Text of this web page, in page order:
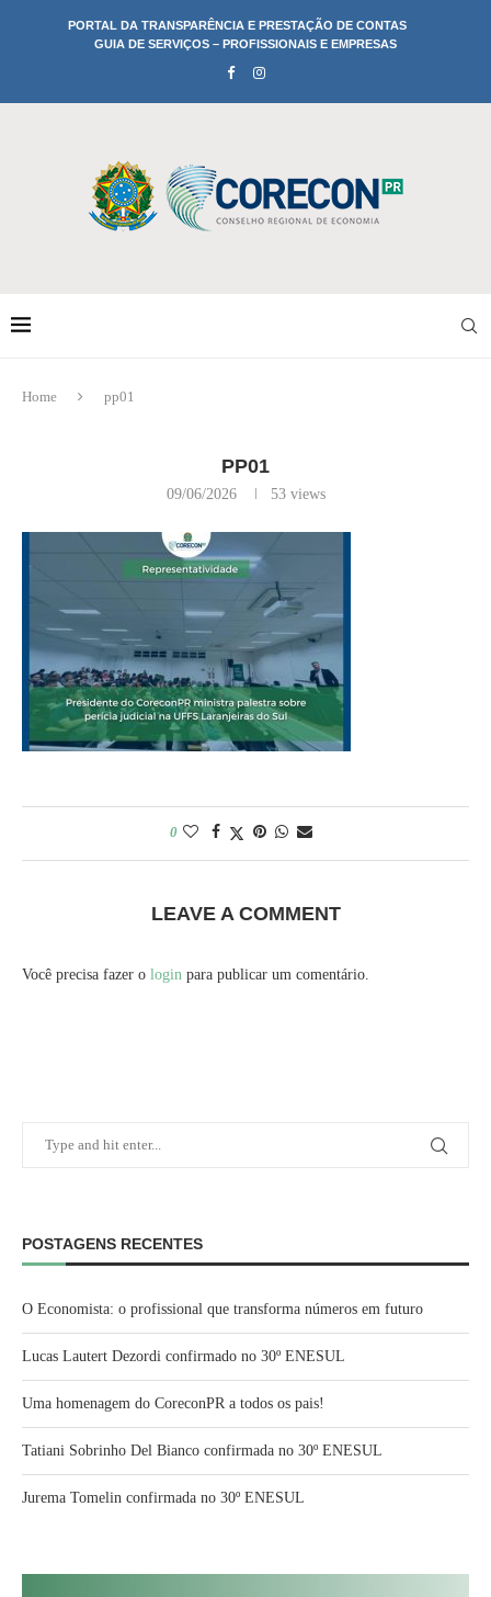
PORTAL DA TRANSPARÊNCIA E PRESTAÇÃO DE CONTAS
GUIA DE SERVIÇOS – PROFISSIONAIS E EMPRESAS
Home pp01
PP01
09/06/2026 53views
0
LEAVE A COMMENT
Você precisa fazer o login para publicar um comentário.
POSTAGENS RECENTES
O Economista: o profissional que transforma números em futuro
Lucas Lautert Dezordi confirmado no 30º ENESUL
Uma homenagem do CoreconPR a todos os pais!
Tatiani Sobrinho Del Bianco confirmada no 30º ENESUL
Jurema Tomelin confirmada no 30º ENESUL